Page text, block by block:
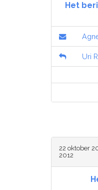
Het
Uri
22 oktober
2012